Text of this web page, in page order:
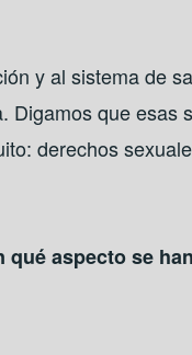
y al sistema de
Digamos que esas
derechos
qué aspecto se